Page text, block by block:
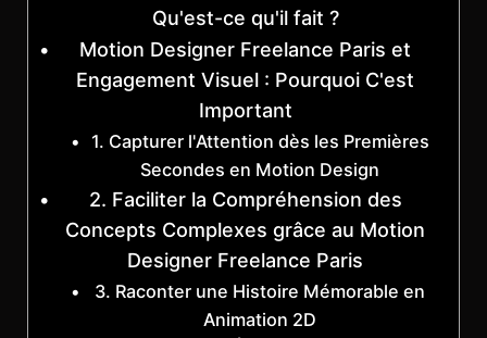
Qu'est-ce qu'il fait ?
Motion Designer Freelance Paris et
Engagement Visuel : Pourquoi C'est
Important
1. Capturer l'Attention dès les Premières
Secondes en Motion Design
2. Faciliter la Compréhension des
Concepts Complexes grâce au Motion
Designer Freelance Paris
3. Raconter une Histoire Mémorable en
Animation 2D